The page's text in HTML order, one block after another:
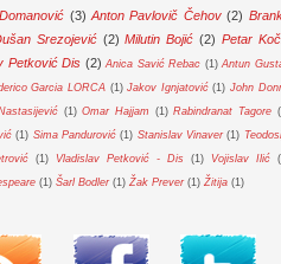
(3) Anton Pavlovič Čehov (2)
Srezojević (2) Milutin Bojić (2) Petar
Petković Dis (2) Anica Savić Rebac (1) Antun
Garcia LORCA (1) Jakov Ignjatović (1) John
(1) Omar Hajjam (1) Rabindranat Tagore
(1) Sima Pandurović (1) Stanislav Vinaver (1)
(1) Vladislav Petković - Dis (1) Vojislav Ilić
(1) Šarl Bodler (1) Žak Prever (1) Žitija (1)